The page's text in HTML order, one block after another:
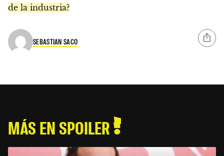
de la industria?
SEBASTIAN SACO
MÁS EN SPOILER